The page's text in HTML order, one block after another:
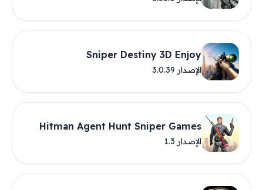
Sniper Destiny 3D Enjoy
الإصدار 3.0.39
Hitman Agent Hunt Sniper Games
الإصدار 1.3